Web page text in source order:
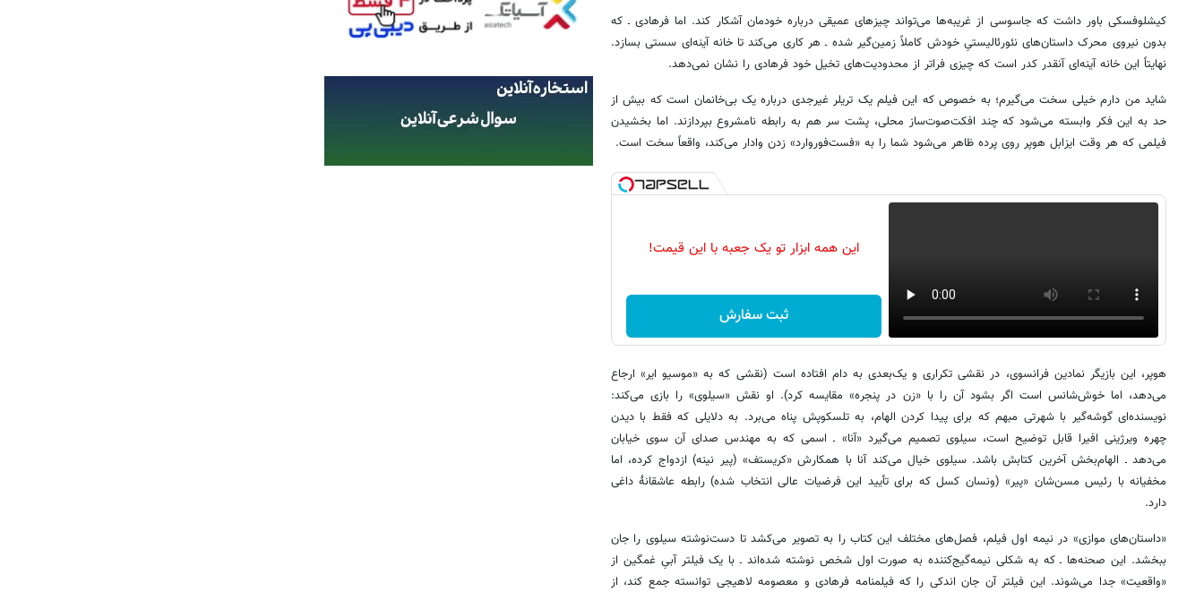
کیشلوفسکی باور داشت که جاسوسی از غریبه‌ها می‌تواند چیزهای عمیقی درباره خودمان آشکار کند. اما فرهادی ـ که
بدون نیروی محرک داستان‌های نئورئالیستیِ خودش کاملاً زمین‌گیر شده ـ هر کاری می‌کند تا خانه آینه‌ای سستی بسازد.
نهایتاً این خانه آینه‌ای آنقدر کدر است که چیزی فراتر از محدودیت‌های تخیل خود فرهادی را نشان نمی‌دهد.
شاید من دارم خیلی سخت می‌گیرم؛ به خصوص که این فیلم یک تریلر غیرجدی درباره یک بی‌خانمان است که بیش از
حد به این فکر وابسته می‌شود که چند افکت‌صوت‌ساز محلی، پشت سر هم به رابطه نامشروع بپردازند. اما بخشیدن
فیلمی که هر وقت ایزابل هوپر روی پرده ظاهر می‌شود شما را به «فست‌فوروارد» زدن وادار می‌کند، واقعاً سخت است.
این همه ابزار تو یک جعبه با این قیمت!
ثبت سفارش
هوپر، این بازیگر نمادین فرانسوی، در نقشی تکراری و یک‌بعدی به دام افتاده است (نقشی که به «موسیو ایر» ارجاع
می‌دهد، اما خوش‌شانس است اگر بشود آن را با «زن در پنجره» مقایسه کرد). او نقش «سیلوی» را بازی می‌کند:
نویسنده‌ای گوشه‌گیر با شهرتی مبهم که برای پیدا کردن الهام، به تلسکوپش پناه می‌برد. به دلایلی که فقط با دیدن
چهره ویرژینی افیرا قابل توضیح است، سیلوی تصمیم می‌گیرد «آنا» ـ اسمی که به مهندس صدای آن سوی خیابان
می‌دهد ـ الهام‌بخش آخرین کتابش باشد. سیلوی خیال می‌کند آنا با همکارش «کریستف» (پیر نینه) ازدواج کرده، اما
مخفیانه با رئیس مسن‌شان «پیر» (ونسان کسل که برای تأیید این فرضیات عالی انتخاب شده) رابطه عاشقانهٔ داغی
دارد.
«داستان‌های موازی» در نیمه اول فیلم، فصل‌های مختلف این کتاب را به تصویر می‌کشد تا دست‌نوشته سیلوی را جان
ببخشد. این صحنه‌ها ـ که به شکلی نیمه‌گیج‌کننده به صورت اول شخص نوشته شده‌اند ـ با یک فیلتر آبیِ غمگین از
«واقعیت» جدا می‌شوند. این فیلتر آن جان اندکی را که فیلمنامه فرهادی و معصومه لاهیجی توانسته جمع کند، از